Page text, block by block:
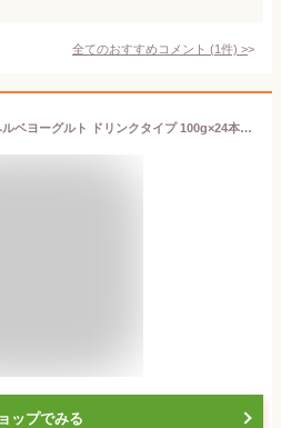
全てのおすすめコメント (1件) >
雪印メグミルク 乳酸菌ヘルベヨーグルト ドリンクタイプ 100g×24本 【クール便】 花粉症対策 鼻炎
ップでみる